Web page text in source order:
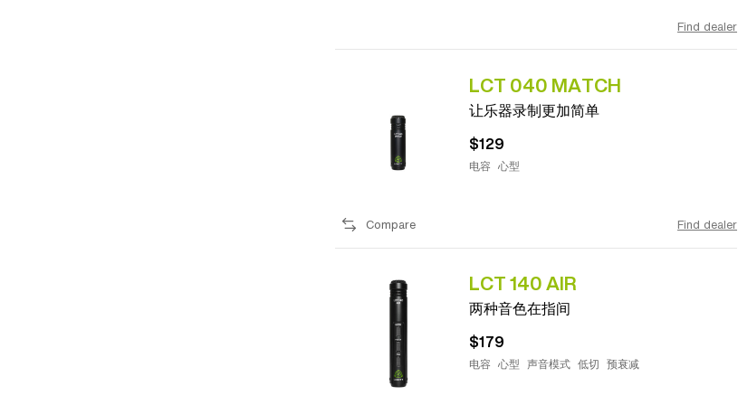
Find dealer
LCT 040 MATCH
让乐器录制更加简单
$129
电容 心型
Compare Find dealer
LCT 140 AIR
两种音色在指间
$179
电容 心型 声音模式 低切 预衰减